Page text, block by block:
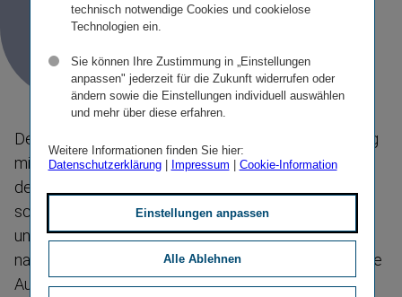
Der profes­si­onelle und verant­wor­tungsvolle Umgang
mit Risiken zählt zu den zentralen Kernkom­pe­tenzen
der Vienna Insurance Group. Das Versiche­rungs­ge­
schäft basiert auf der bewussten Übernahme
unterschied­lichster Risiken – mit dem Ziel, diese
nachhaltig und profitabel zu steuern. Eine wesentliche
Aufgabe des Risiko­ma­nagements der VIG besteht
technisch notwendige Cookies und cookielose
Technologien ein.
Sie können Ihre Zustimmung in „Einstellungen
anpassen" jederzeit für die Zukunft widerrufen oder
ändern sowie die Einstellungen individuell auswählen
und mehr über diese erfahren.
Weitere Informationen finden Sie hier:
Datenschutzerklärung| Impressum Cookie-Information
Einstellungen anpassen
Alle Ablehnen